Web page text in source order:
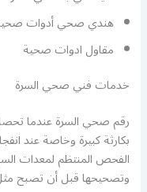
هندي صحي أدوات
مقاول ادوات صحية
خدمات فني صحي السرة
رقم صحي السرة عندما
بكارثة كبيرة وخاصة عند
الفحص المنتظم لمعدات
وتصحيحها قبل أن تصبح